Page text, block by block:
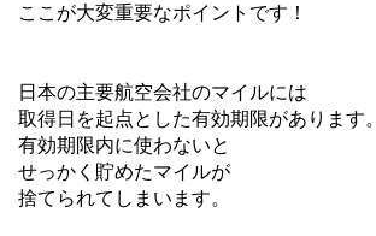
ここが大変重要なポイントです！
日本の主要航空会社のマイルには
取得日を起点とした有効期限があります。
有効期限内に使わないと
せっかく貯めたマイルが
捨てられてしまいます。